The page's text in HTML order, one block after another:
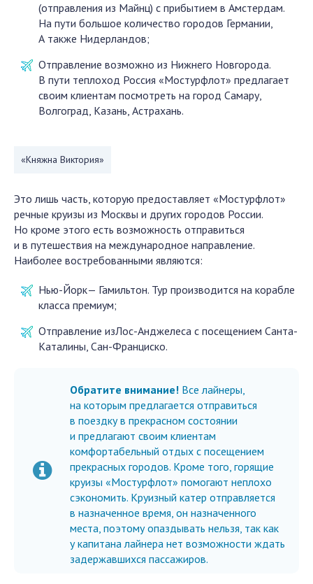
(отправления из Майнц) с прибытием в Амстердам.
На пути большое количество городов Германии,
А также Нидерландов;
Отправление возможно из Нижнего Новгорода.
В пути теплоход Россия «Мостурфлот» предлагает
своим клиентам посмотреть на город Самару,
Волгоград, Казань, Астрахань.
«Княжна Виктория»
Это лишь часть, которую предоставляет «Мостурфлот»
речные круизы из Москвы и других городов России.
Но кроме этого есть возможность отправиться
и в путешествия на международное направление.
Наиболее востребованными являются:
Нью-Йорк— Гамильтон. Тур производится на корабле
класса премиум;
Отправление изЛос-Анджелеса с посещением Санта-
Каталины, Сан-Франциско.
Обратите внимание! Все лайнеры,
на которым предлагается отправиться
в поездку в прекрасном состоянии
и предлагают своим клиентам
комфортабельный отдых с посещением
прекрасных городов. Кроме того, горящие
круизы «Мостурфлот» помогают неплохо
сэкономить. Круизный катер отправляется
в назначенное время, он назначенного
места, поэтому опаздывать нельзя, так как
у капитана лайнера нет возможности ждать
задержавшихся пассажиров.